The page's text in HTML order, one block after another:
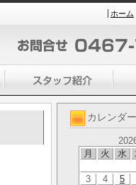
ホーム
カレンダー
月
火 水
3
4 5